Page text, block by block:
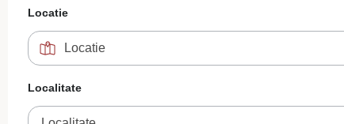
Locatie
Localitate